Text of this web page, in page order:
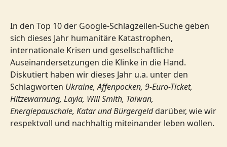
In den Top 10 der Google-Schlagzeilen-Suche geben
sich dieses Jahr humanitäre Katastrophen,
internationale Krisen und gesellschaftliche
Auseinandersetzungen die Klinke in die Hand.
Diskutiert haben wir dieses Jahr u.a. unter den
Schlagworten Ukraine, Affenpocken, 9-Euro-Ticket,
Hitzewarnung, Layla, Will Smith, Taiwan,
Energiepauschale, Katar und Bürgergelddarüber, wie wir
respektvoll und nachhaltig miteinander leben wollen.